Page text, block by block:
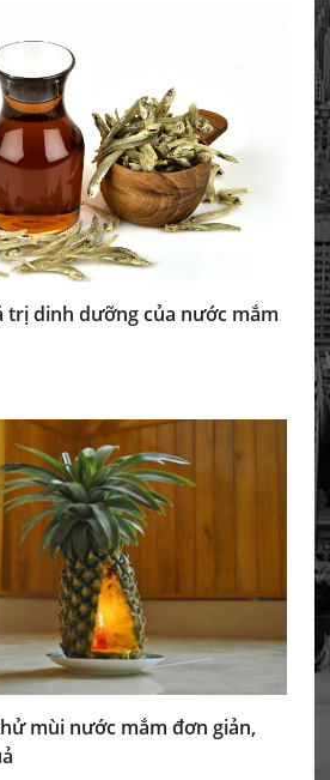
trị dinh dưỡng của nước mắm
mùi nước mắm đơn giản,